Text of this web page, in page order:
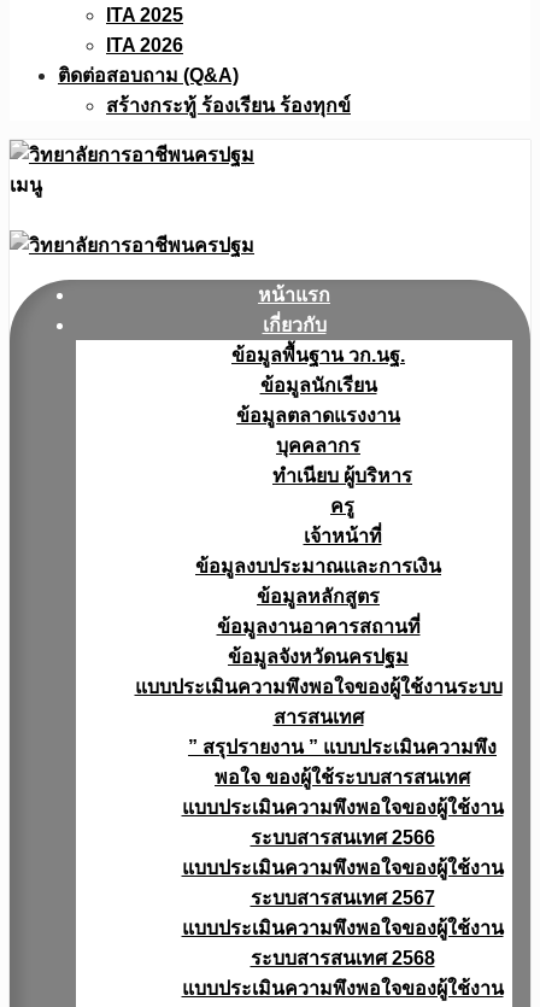
ITA 2025
ITA 2026
ติดต่อสอบถาม (Q&A)
สร้างกระทู้ ร้องเรียน ร้องทุกข์
เมนู
หน้าแรก
เกี่ยวกับ
ข้อมูลพื้นฐาน วก.นฐ.
ข้อมูลนักเรียน
ข้อมูลตลาดแรงงาน
บุคคลากร
ทำเนียบ ผู้บริหาร
ครู
เจ้าหน้าที่
ข้อมูลงบประมาณเเละการเงิน
ข้อมูลหลักสูตร
ข้อมูลงานอาคารสถานที่
ข้อมูลจังหวัดนครปฐม
แบบประเมินความพึงพอใจของผู้ใช้งานระบบ
สารสนเทศ
” สรุปรายงาน ” แบบประเมินความพึง
พอใจ ของผู้ใช้ระบบสารสนเทศ
แบบประเมินความพึงพอใจของผู้ใช้งาน
ระบบสารสนเทศ 2566
แบบประเมินความพึงพอใจของผู้ใช้งาน
ระบบสารสนเทศ 2567
แบบประเมินความพึงพอใจของผู้ใช้งาน
ระบบสารสนเทศ 2568
แบบประเมินความพึงพอใจของผู้ใช้งาน